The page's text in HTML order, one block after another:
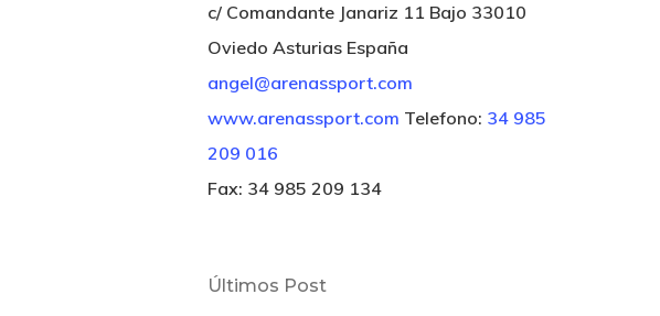
c/ Comandante Janariz 11 Bajo 33010
Oviedo Asturias España
angel@arenassport.com
www.arenassport.com Telefono: 34 985
209 016
Fax: 34 985 209 134
Últimos Post